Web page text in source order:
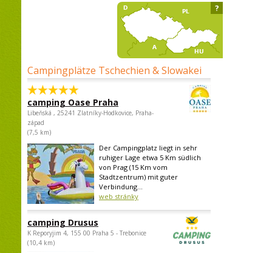
Campingplätze Tschechien & Slowakei
camping Oase Praha
Libeňská , 25241 Zlatníky-Hodkovice, Praha-
západ
(7,5 km)
Der Campingplatz liegt in sehr
ruhiger Lage etwa 5 Km südlich
von Prag (15 Km vom
Stadtzentrum) mit guter
Verbindung...
web stránky
camping Drusus
K Reporyjim 4, 155 00 Praha 5 - Trebonice
(10,4 km)
?